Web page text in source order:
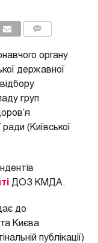
органу
державної
груп
(Київської
ДОЗ КМДА.
до
Києва
публікації)